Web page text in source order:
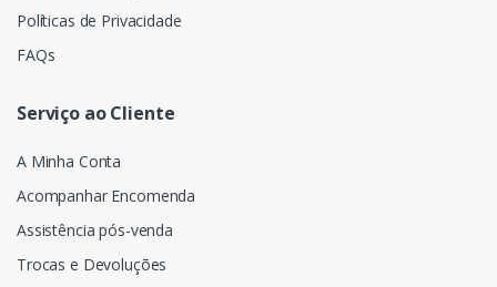
Políticas de Privacidade
FAQs
Serviço ao Cliente
A Minha Conta
Acompanhar Encomenda
Assistência pós-venda
Trocas e Devoluções